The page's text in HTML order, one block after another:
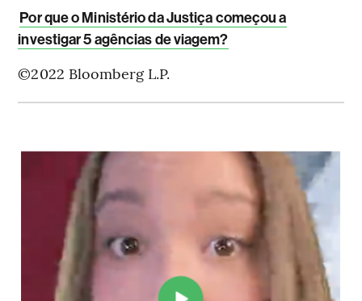
Por que o Ministério da Justiça começou a
investigar 5 agências de viagem?
©2022 Bloomberg L.P.